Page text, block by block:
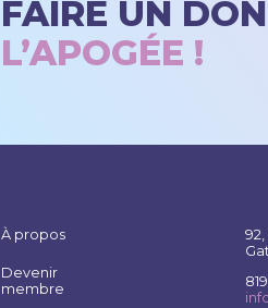
FAIRE UN DON
L’APOGÉE !
À propos
Devenir
membre